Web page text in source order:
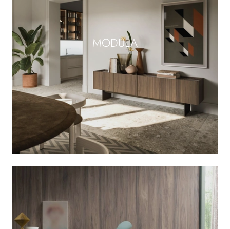
MODULA